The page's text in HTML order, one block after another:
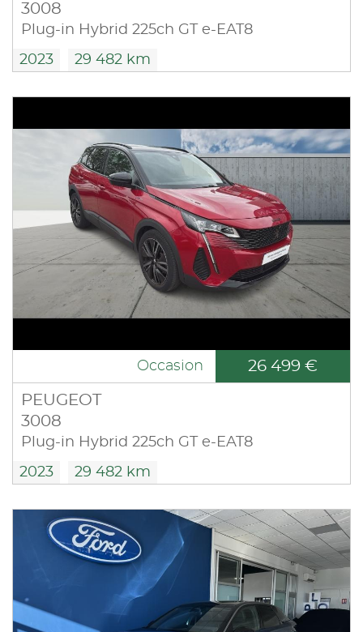
3008
Plug-in Hybrid 225ch GT e-EAT8
2023 29 482 km
Occasion 26 499 €
PEUGEOT
3008
Plug-in Hybrid 225ch GT e-EAT8
2023 29 482 km